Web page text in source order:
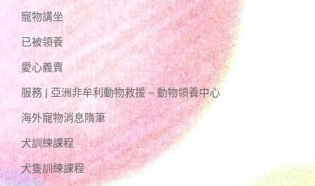
寵物講坐
已被領養
愛心義賣
服務 | 亞洲非牟利動物救援 – 動物領養中心
海外寵物消息隋筆
犬訓練課程
犬隻訓練課程